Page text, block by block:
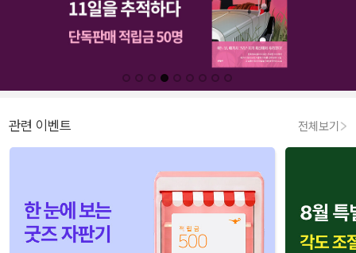
관련 이벤트 전체보기